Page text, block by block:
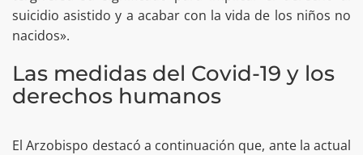
suicidio asistido y a acabar con la vida de los niños no
nacidos».
Las medidas del Covid-19 y los
derechos humanos
El Arzobispo destacó a continuación que, ante la actual